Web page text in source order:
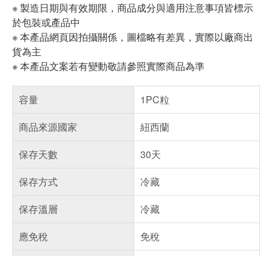
※ 製造日期與有效期限，商品成分與適用注意事項皆標示
於包裝或產品中
※ 本產品網頁因拍攝關係，圖檔略有差異，實際以廠商出
貨為主
※ 本產品文案若有變動敬請參照實際商品為準
容量
1PC粒
商品來源國家
紐西蘭
保存天數
30天
保存方式
冷藏
保存溫層
冷藏
應免稅
免稅